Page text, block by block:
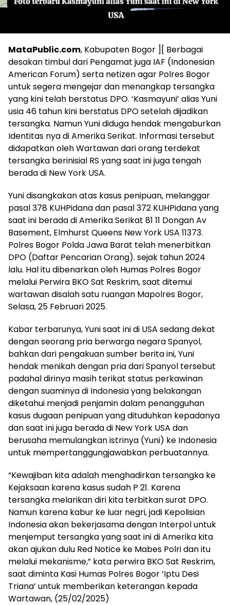
MataPublic.com, Kabupaten Bogor ][ Berbagai
desakan timbul dari Pengamat juga IAF (Indonesian
American Forum) serta netizen agar Polres Bogor
untuk segera mengejar dan menangkap tersangka
yang kini telah berstatus DPO. ‘Kasmayuni’ alias Yuni
usia 46 tahun kini berstatus DPO setelah dijadikan
tersangka. Namun Yuni diduga hendak mengaburkan
Identitas nya di Amerika Serikat. Informasi tersebut
didapatkan oleh Wartawan dari orang terdekat
tersangka berinisial RS yang saat ini juga tengah
berada di New York USA.
Yuni disangkakan atas kasus penipuan, melanggar
pasal 378 KUHPidana dan pasal 372 KUHPidana yang
saat ini berada di Amerika Serikat 81 11 Dongan Av
Basement, Elmhurst Queens New York USA 11373.
Polres Bogor Polda Jawa Barat telah menerbitkan
DPO (Daftar Pencarian Orang). sejak tahun 2024
lalu. Hal itu dibenarkan oleh Humas Polres Bogor
melalui Perwira BKO Sat Reskrim, saat ditemui
wartawan disalah satu ruangan Mapolres Bogor,
Selasa, 25 Februari 2025.
Kabar terbarunya, Yuni saat ini di USA sedang dekat
dengan seorang pria berwarga negara Spanyol,
bahkan dari pengakuan sumber berita ini, Yuni
hendak menikah dengan pria dari Spanyol tersebut
padahal dirinya masih terikat status perkawinan
dengan suaminya di Indonesia yang belakangan
diketahui menjadi penjamin dalam penangguhan
kasus dugaan penipuan yang dituduhkan kepadanya
dan saat ini juga berada di New York USA dan
berusaha memulangkan istrinya (Yuni) ke Indonesia
untuk mempertanggungjawabkan perbuatannya.
“Kewajiban kita adalah menghadirkan tersangka ke
Kejaksaan karena kasus sudah P 21. Karena
tersangka melarikan diri kita terbitkan surat DPO.
Namun karena kabur ke luar negri, jadi Kepolisian
Indonesia akan bekerjasama dengan Interpol untuk
menjemput tersangka yang saat ini di Amerika kita
akan ajukan dulu Red Notice ke Mabes Polri dan itu
melalui mekanisme,” kata perwira BKO Sat Reskrim,
saat diminta Kasi Humas Polres Bogor ‘Iptu Desi
Triana’ untuk memberikan keterangan kepada
Wartawan, (25/02/2025)